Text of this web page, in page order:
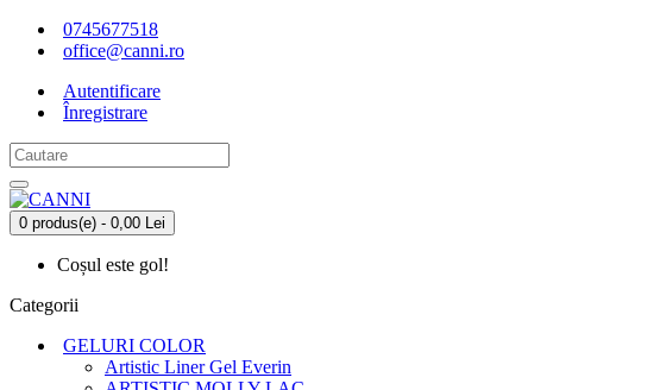
0745677518
office@canni.ro
Autentificare
Înregistrare
0 produs(e) - 0,00 Lei
Coșul este gol!
Categorii
GELURI COLOR
Artistic Liner Gel Everin